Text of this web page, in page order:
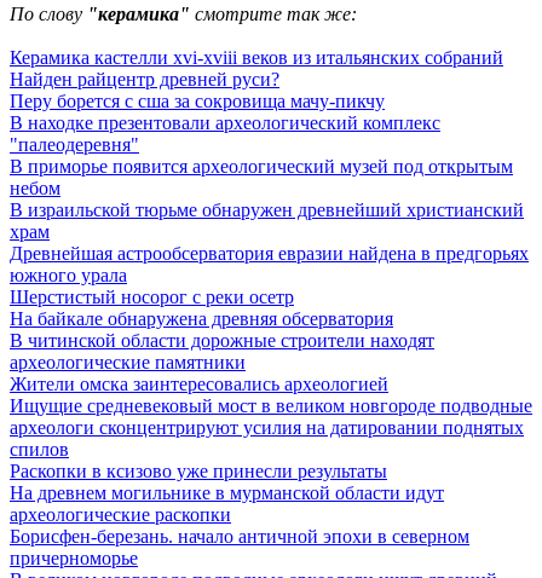
По слову "керамика" смотрите так же:
Керамика кастелли xvi-xviii веков из итальянских собраний
Найден райцентр древней руси?
Перу борется с сша за сокровища мачу-пикчу
В находке презентовали археологический комплекс
"палеодеревня"
В приморье появится археологический музей под открытым
небом
В израильской тюрьме обнаружен древнейший христианский
храм
Древнейшая астрообсерватория евразии найдена в предгорьях
южного урала
Шерстистый носорог с реки осетр
На байкале обнаружена древняя обсерватория
В читинской области дорожные строители находят
археологические памятники
Жители омска заинтересовались археологией
Ищущие средневековый мост в великом новгороде подводные
археологи сконцентрируют усилия на датировании поднятых
спилов
Раскопки в ксизово уже принесли результаты
На древнем могильнике в мурманской области идут
археологические раскопки
Борисфен-березань. начало античной эпохи в северном
причерноморье